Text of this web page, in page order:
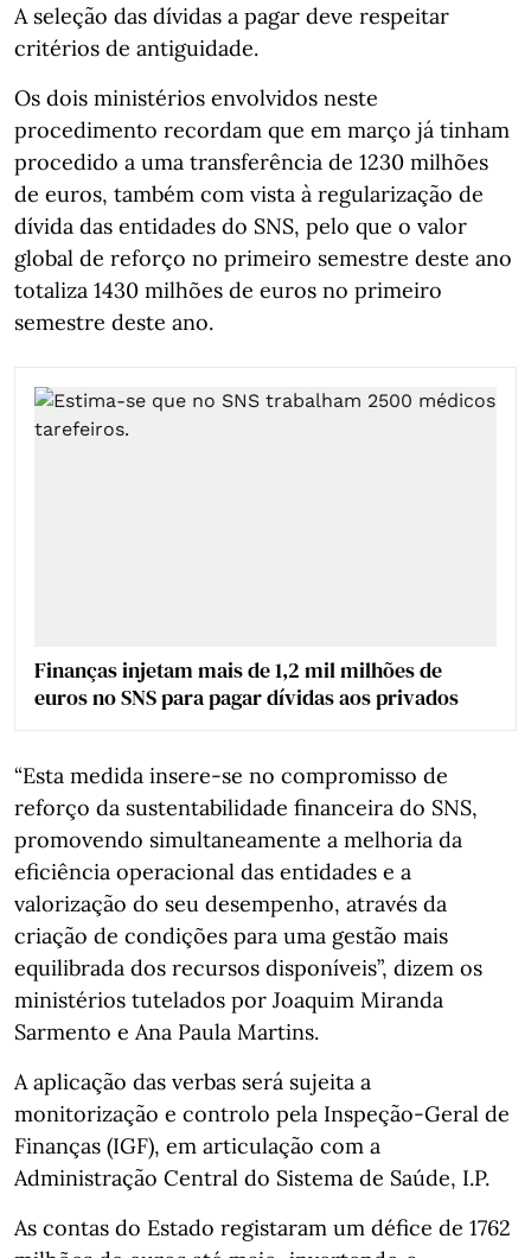
A seleção das dívidas a pagar deve respeitar
critérios de antiguidade.
Os dois ministérios envolvidos neste
procedimento recordam que em março já tinham
procedido a uma transferência de 1230 milhões
de euros, também com vista à regularização de
dívida das entidades do SNS, pelo que o valor
global de reforço no primeiro semestre deste ano
totaliza 1430 milhões de euros no primeiro
semestre deste ano.
Finanças injetam mais de 1,2 mil milhões de
euros no SNS para pagar dívidas aos privados
“Esta medida insere-se no compromisso de
reforço da sustentabilidade financeira do SNS,
promovendo simultaneamente a melhoria da
eficiência operacional das entidades e a
valorização do seu desempenho, através da
criação de condições para uma gestão mais
equilibrada dos recursos disponíveis”, dizem os
ministérios tutelados por Joaquim Miranda
Sarmento e Ana Paula Martins.
A aplicação das verbas será sujeita a
monitorização e controlo pela Inspeção-Geral de
Finanças (IGF), em articulação com a
Administração Central do Sistema de Saúde, I.P.
As contas do Estado registaram um défice de 1762